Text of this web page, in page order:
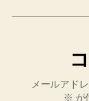
メールアド
※ が